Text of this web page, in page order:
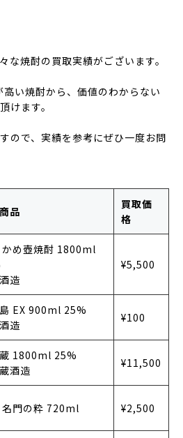
な焼酎の買取実績がございます。
高い焼酎から、価値のわからない
けます。
ので、実績を参考にぜひ一度お問
。
品
買取価
格
かめ壺焼酎 1800ml
造
¥5,500
EX 900ml 25%
造
¥100
1800ml 25%
酒造
¥11,500
名門の粋 720ml ¥2,500